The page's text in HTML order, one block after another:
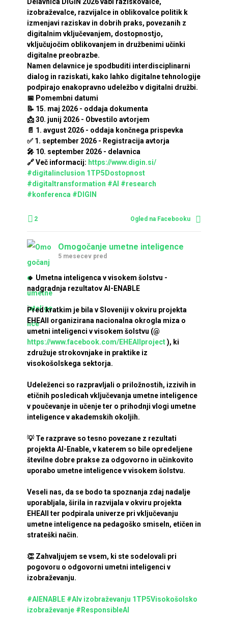
izobraževalce, razvijalce in oblikovalce politik k
izmenjavi raziskav in dobrih praks, povezanih z
digitalnim vključevanjem, dostopnostjo,
vključujočim oblikovanjem in družbenimi učinki
digitalne preobrazbe.
Namen delavnice je spodbuditi interdisciplinarni
dialog in raziskati, kako lahko digitalne tehnologije
podpirajo enakopravno udeležbo v digitalni družbi.
📅 Pomembni datumi
📝 15. maj 2026 - oddaja dokumenta
📩 30. junij 2026 - Obvestilo avtorjem
📄 1. avgust 2026 - oddaja končnega prispevka
✅ 1. september 2026 - Registracija avtorja
🎤 10. september 2026 - delavnica
🔗 Več informacij: https://www.digin.si/
#digitalinclusion 1TP5Dostopnost
#digitaltransformation #AI #research
#konferenca #DIGIN
2 Ogled na Facebooku
Omogočanje umetne inteligence
5 mesecev pred
🔹 Umetna inteligenca v visokem šolstvu -
nadgradnja rezultatov AI-ENABLE
Pred kratkim je bila v Sloveniji v okviru projekta
EHEAII organizirana nacionalna okrogla miza o
umetni inteligenci v visokem šolstvu (@
https://www.facebook.com/EHEAIIproject), ki
združuje strokovnjake in praktike iz
visokošolskega sektorja.
Udeleženci so razpravljali o priložnostih, izzivih in
etičnih posledicah vključevanja umetne inteligence
v poučevanje in učenje ter o prihodnji vlogi umetne
inteligence v akademskih okoljih.
💡 Te razprave so tesno povezane z rezultati
projekta AI-Enable, v katerem so bile opredeljene
številne dobre prakse za odgovorno in učinkovito
uporabo umetne inteligence v visokem šolstvu.
Veseli nas, da se bodo ta spoznanja zdaj nadalje
uporabljala, širila in razvijala v okviru projekta
EHEAII ter podpirala univerze pri vključevanju
umetne inteligence na pedagoško smiseln, etičen in
strateški način.
👏 Zahvaljujem se vsem, ki ste sodelovali pri
pogovoru o odgovorni umetni inteligenci v
izobraževanju.
#AIENABLE #AIv izobraževanju 1TP5Visokošolsko
izobraževanje #ResponsibleAI